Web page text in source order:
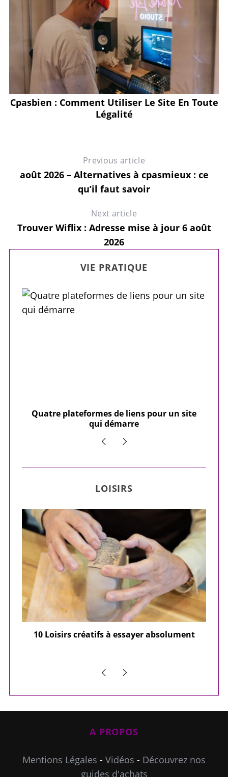
Cpasbien : Comment Utiliser Le Site En Toute
Légalité
Previous article
août 2026 – Alternatives à cpasmieux : ce
qu’il faut savoir
Next article
Trouver Wiflix : Adresse mise à jour 6 août
2026
VIE PRATIQUE
Quatre plateformes de liens pour un site
qui démarre
LOISIRS
10 Loisirs créatifs à essayer absolument
A PROPOS
Mentions Légales - Vidéos - Découvrez nos
guides d'achats